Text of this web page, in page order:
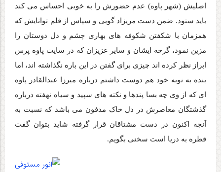
اصلیش (شهر پاوه) عدم حضورش را به خوبی احساس می کند
باید ستود. ضمن دست مریزاد گویی و سپاس از قلم توانایش که
همزمان با شکفتن شکوفه های بهاری چشم و دل دوستان را
مزین نمود، گرچه ایشان و سایر عزیزان که در سایت پاوه پرس
ابراز نظر کرده اند چیزی برای گفتن در این باره نگذاشته اند، اما
بنده به نوبه خود هم دوست داشتم درباره میرزا عبدالقادر پاوه
ای که از وی چه بسا پندها و نکته های سپید و سیاه نهفته درباره
گذشتگان معاصرش در دل خاک مدفون می باشد که نسبت به
آنچه اکنون در دست مشتاقان قرار گرفته شاید بتوان گفت
قطره به دریا است سخنی بگویم.